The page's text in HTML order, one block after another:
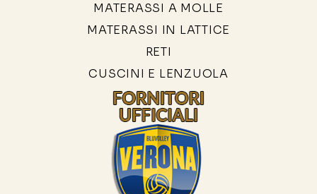
MATERASSI A MOLLE
MATERASSI IN LATTICE
RETI
CUSCINI E LENZUOLA